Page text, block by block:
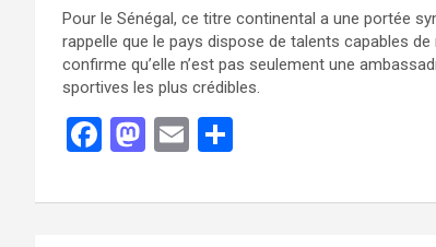
Pour le Sénégal, ce titre continental a une portée
rappelle que le pays dispose de talents capables
confirme qu’elle n’est pas seulement une
sportives les plus crédibles.
F
ce
M
st
E
ail ta